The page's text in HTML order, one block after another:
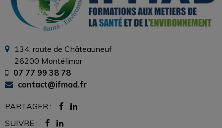
134, route de Châteauneuf
26200 Montélimar
07 77 99 38 78
contact@ifmad.fr
PARTAGER :
SUIVRE :